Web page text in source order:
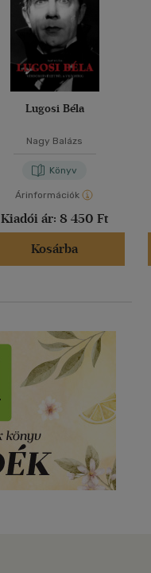
Lugosi Béla
Nagy Balázs
Könyv
Árinformációk
Kiadói ár: 8 450 Ft
Kosárba